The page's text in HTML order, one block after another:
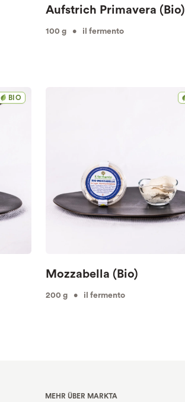
Aufstrich Primavera (Bio)
100 g • il fermento
BIO
Mozzabella (Bio)
200 g • il fermento
MEHR ÜBER MARKTA